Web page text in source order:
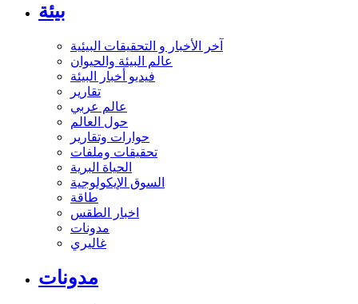
بيئة
آخر الأخبار و التحقيقات البيئية
عالم البيئة والحيوان
فيديو أخبار البيئة
تقارير
عالم عربي
حول العالم
حوارات وتقارير
تحقيقات وملفات
الحياة البرية
السوق الإيكولوجية
طاقة
اخبار الطقس
مدونات
غاليري
مدونات